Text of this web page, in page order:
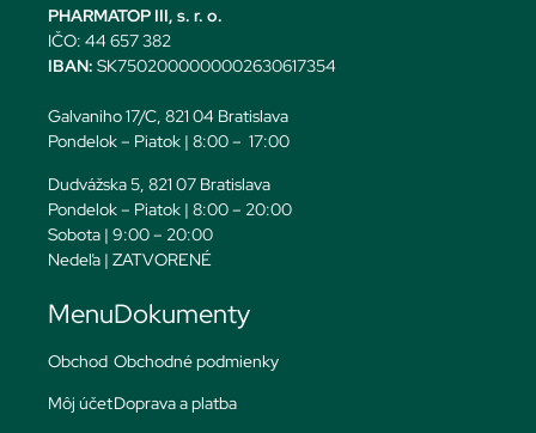
PHARMATOP III, s. r. o.
IČO: 44 657 382
IBAN: SK7502000000002630617354
Galvaniho 17/C, 821 04 Bratislava
Pondelok – Piatok | 8:00 – 17:00
Dudvážska 5, 821 07 Bratislava
Pondelok – Piatok | 8:00 – 20:00
Sobota | 9:00 – 20:00
Nedeľa | ZATVORENÉ
Menu
Obchod
Môj účet
Dokumenty
Obchodné podmienky
Doprava a platba